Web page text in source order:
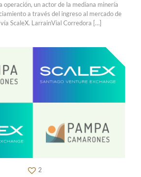
operación, un actor de la mediana minería
a través del ingreso al mercado de
ScaleX. LarrainVial Corredora […]
2